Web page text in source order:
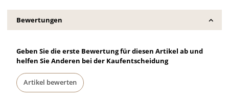
Bewertungen
Geben Sie die erste Bewertung für diesen Artikel ab und
helfen Sie Anderen bei der Kaufentscheidung
Artikel bewerten